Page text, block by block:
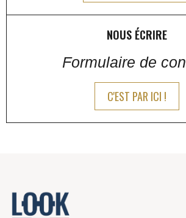
NOUS ÉCRIRE
Formulaire de
C'EST PAR ICI !